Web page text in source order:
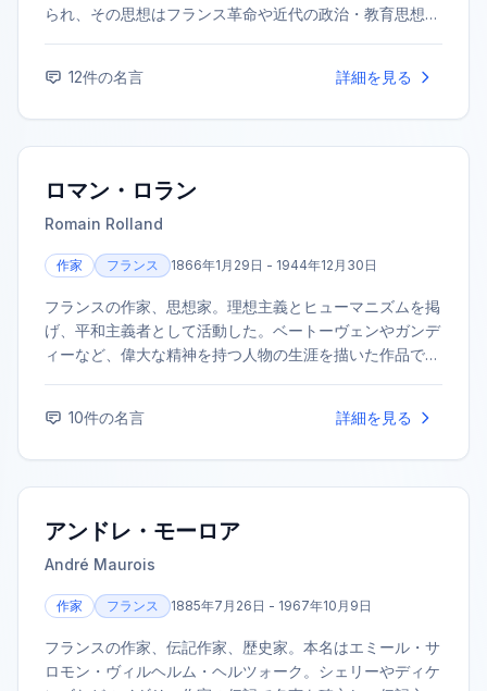
られ、その思想はフランス革命や近代の政治・教育思想に
12件の名言 詳細を見る
ロマン・ロラン
Romain Rolland
作家 フランス 1866年1月29日 - 1944年12月30日
フランスの作家、思想家。理想主義とヒューマニズムを掲
げ、平和主義者として活動した。ベートーヴェンやガンデ
ィーなど、偉大な精神を持つ人物の生涯を描いた作品で知
10件の名言 詳細を見る
アンドレ・モーロア
André Maurois
作家 フランス 1885年7月26日 - 1967年10月9日
フランスの作家、伝記作家、歴史家。本名はエミール・サ
ロモン・ヴィルヘルム・ヘルツォーク。シェリーやディケ